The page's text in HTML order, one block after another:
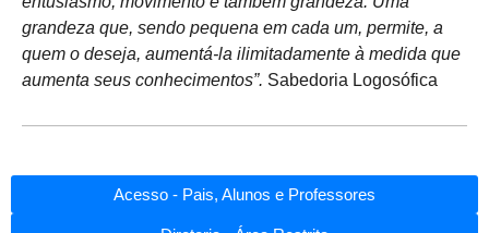
grandeza que, sendo pequena em cada um, permite, a
quem o deseja, aumentá-la ilimitadamente à medida que
aumenta seus conhecimentos”. Sabedoria Logosófica
Acesso - Pais, Alunos e Professores